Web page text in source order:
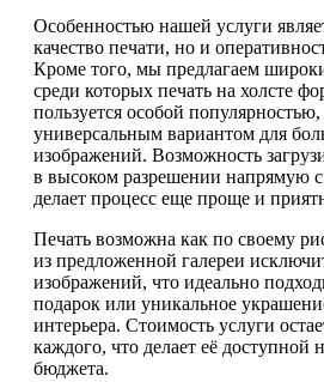
Особенностью нашей услуги
качество печати, но и
Кроме того, мы предлагаем
среди которых печать на холсте
пользуется особой
универсальным вариантом для
изображений. Возможность
в высоком разрешении напрямую с
делает процесс еще проще и
Печать возможна как по своему
из предложенной галереи
изображений, что идеально
подарок или уникальное
интерьера. Стоимость услуги
каждого, что делает её доступной
бюджета.